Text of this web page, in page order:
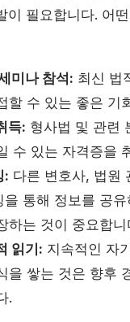
이 필요합니다. 어
미나 참석: 최신 법
할 수 있는 좋은 기
득: 형사법 및 관련
수 있는 자격증을
: 다른 변호사, 법원
을 통해 정보를 공
하는 것이 중요합니
읽기: 지속적인 자
을 쌓는 것은 향후
.